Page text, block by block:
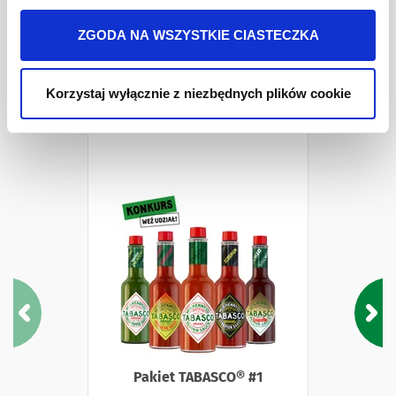
ZGODA NA WSZYSTKIE CIASTECZKA
Korzystaj wyłącznie z niezbędnych plików cookie
pomidory 82,4%, woda, sól.
Pakiety i Zestawy
Pakiet TABASCO® #1